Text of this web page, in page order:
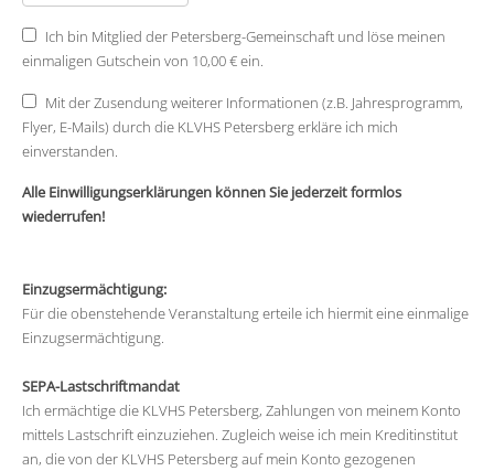
Ich bin Mitglied der Petersberg-Gemeinschaft und löse meinen
einmaligen Gutschein von 10,00 € ein.
Mit der Zusendung weiterer Informationen (z.B. Jahresprogramm,
Flyer, E-Mails) durch die KLVHS Petersberg erkläre ich mich
einverstanden.
Alle Einwilligungserklärungen können Sie jederzeit formlos
wiederrufen!
Einzugsermächtigung:
Für die obenstehende Veranstaltung erteile ich hiermit eine einmalige
Einzugsermächtigung.
SEPA-Lastschriftmandat
Ich ermächtige die KLVHS Petersberg, Zahlungen von meinem Konto
mittels Lastschrift einzuziehen. Zugleich weise ich mein Kreditinstitut
an, die von der KLVHS Petersberg auf mein Konto gezogenen